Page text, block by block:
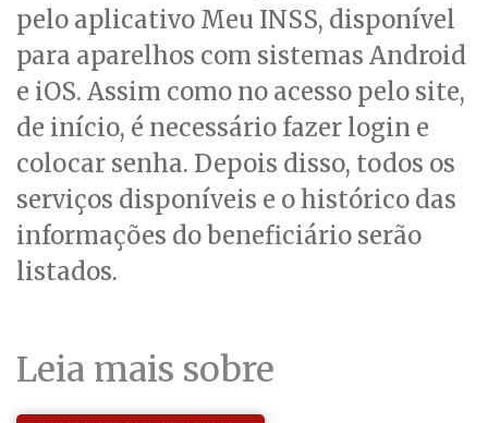
pelo aplicativo Meu INSS, disponível
para aparelhos com sistemas Android
e iOS. Assim como no acesso pelo site,
de início, é necessário fazer login e
colocar senha. Depois disso, todos os
serviços disponíveis e o histórico das
informações do beneficiário serão
listados.
Leia mais sobre